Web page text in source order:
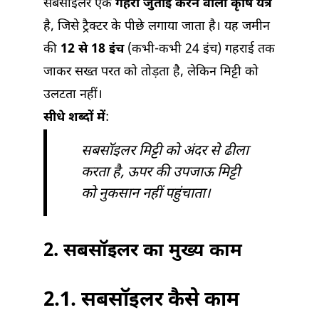
सबसॉइलर एक गहरी जुताई करने वाला कृषि यंत्र
है, जिसे ट्रैक्टर के पीछे लगाया जाता है। यह जमीन
की 12 से 18 इंच(कभी-कभी 24 इंच) गहराई तक
जाकर सख्त परत को तोड़ता है, लेकिन मिट्टी को
उलटता नहीं।
सीधे शब्दों में:
सबसॉइलर मिट्टी को अंदर से ढीला
करता है, ऊपर की उपजाऊ मिट्टी
को नुकसान नहीं पहुंचाता।
2. सबसॉइलर का मुख्य काम
2.1. सबसॉइलर कैसे काम